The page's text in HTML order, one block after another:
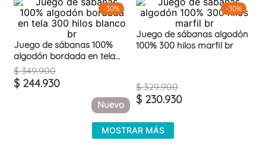
-30%
Juego de sábanas 100%
algodón bordada en tela
300 hilos blanco br
$ 349.900
$ 244.930
Nuevo
-30%
Juego de sábanas algodón
100% 300 hilos marfil br
$ 329.900
$ 230.930
MOSTRAR MÁS